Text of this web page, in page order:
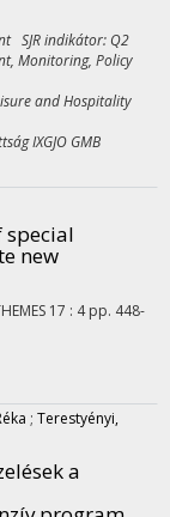
SJR indikátor: Q2
Monitoring, Policy
and Hospitality
IXGJO GMB
new
17 : 4 pp. 448-
; Terestyényi,
a